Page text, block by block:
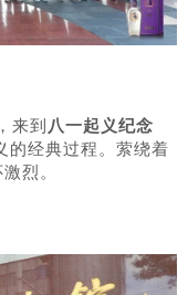
到 八一起义纪念
的经典过程。萦绕着
烈。